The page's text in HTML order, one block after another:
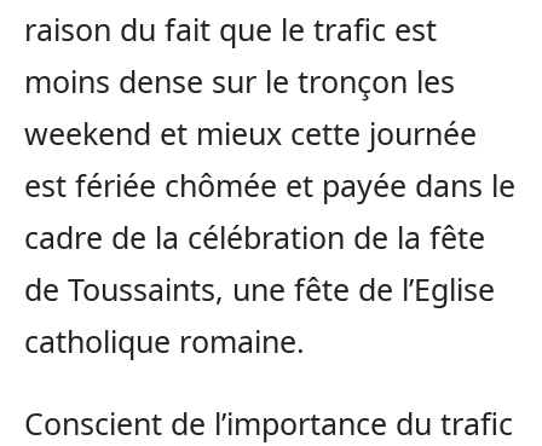
raison du fait que le trafic est
moins dense sur le tronçon les
weekend et mieux cette journée
est fériée chômée et payée dans le
cadre de la célébration de la fête
de Toussaints, une fête de l’Eglise
catholique romaine.
Conscient de l’importance du trafic